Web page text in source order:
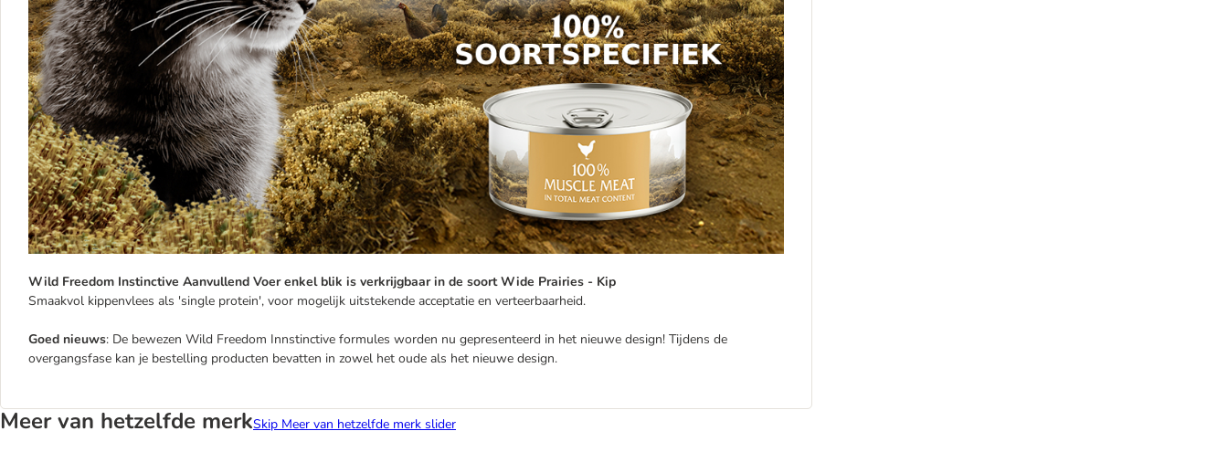
Wild Freedom Instinctive Aanvullend Voer enkel blik is verkrijgbaar in de soort Wide Prairies - Kip
Smaakvol kippenvlees als 'single protein', voor mogelijk uitstekende acceptatie en verteerbaarheid.
Goed nieuws: De bewezen Wild Freedom Innstinctive formules worden nu gepresenteerd in het nieuwe design! Tijdens de
overgangsfase kan je bestelling producten bevatten in zowel het oude als het nieuwe design.
Meer van hetzelfde merkSkip Meer van hetzelfde merk slider